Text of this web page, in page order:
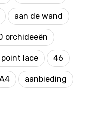
aan de wand
orchideeën
point lace 46
A4 aanbieding